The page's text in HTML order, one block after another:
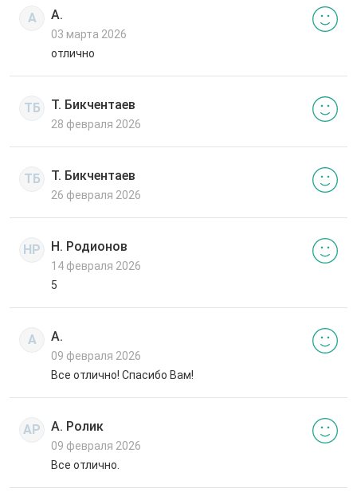
А А.
03 марта 2026
отлично
ТБ Т. Бикчентаев
28 февраля 2026
ТБ Т. Бикчентаев
26 февраля 2026
НР Н. Родионов
14 февраля 2026
5
А А.
09 февраля 2026
Все отлично! Спасибо Вам!
АР А. Ролик
09 февраля 2026
Все отлично.